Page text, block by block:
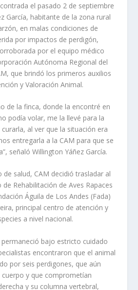
el pasado 2 de septiembre
García, habitante de la zona rural
en malas condiciones de
por impactos de perdigón,
por el equipo médico
Autónoma Regional del
que brindó los primeros auxilios
y Valoración Animal.
de la finca, donde la encontré en
podía volar, me la llevé para la
al ver que la situación era
entregarla a la CAM para que se
señaló Willington Yáñez García.
de salud, CAM decidió trasladar al
Rehabilitación de Aves Rapaces
Águila de Los Andes (Fada)
principal centro de atención y
a nivel nacional.
bajo estricto cuidado
encontraron que el animal
por seis perdigones, que aún
cuerpo y que comprometían
y su columna vertebral,